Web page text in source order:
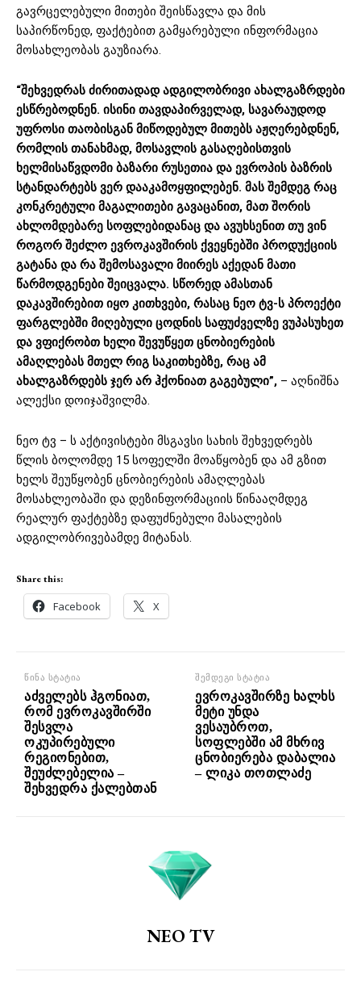
გავრცელებული მითები შეისწავლა და მის
საპირწონედ, ფაქტებით გამყარებული ინფორმაცია
მოსახლეობას გაუზიარა.
“შეხვედრას ძირითადად ადგილობრივი ახალგაზრდები
ესწრებოდნენ. ისინი თავდაპირველად, სავარაუდოდ
უფროსი თაობისგან მიწოდებულ მითებს აჟღერებდნენ,
რომლის თანახმად, მოსავლის გასაღებისთვის
ხელმისაწვდომი ბაზარი რუსეთია და ევროპის ბაზრის
სტანდარტებს ვერ დააკამოყფილებენ. მას შემდეგ რაც
კონკრეტული მაგალითები გავაცანით, მათ შორის
ახლომდებარე სოფლებიდანაც და ავუხსენით თუ ვინ
როგორ შეძლო ევროკავშირის ქვეყნებში პროდუქციის
გატანა და რა შემოსავალი მიირეს აქედან მათი
წარმოდგენები შეიცვალა. სწორედ ამასთან
დაკავშირებით იყო კითხვები, რასაც ნეო ტვ-ს პროექტი
ფარგლებში მიღებული ცოდნის საფუძველზე ვუპასუხეთ
და ვფიქრობთ ხელი შევუწყეთ ცნობიერების
ამაღლებას მთელ რიგ საკითხებზე, რაც ამ
ახალგაზრდებს ჯერ არ ჰქონიათ გაგებული”, – აღნიშნა
ალექსი დოიჯაშვილმა.
ნეო ტვ – ს აქტივისტები მსგავსი სახის შეხვედრებს
წლის ბოლომდე 15 სოფელში მოაწყობენ და ამ გზით
ხელს შეუწყობენ ცნობიერების ამაღლებას
მოსახლეობაში და დეზინფორმაციის წინააღმდეგ
რეალურ ფაქტებზე დაფუძნებული მასალების
ადგილობრივებამდე მიტანას.
Share this:
Facebook X
წინა სტატია
აძველებს ჰგონიათ,
რომ ევროკავშირში
შესვლა
ოკუპირებული
რეგიონებით,
შეუძლებელია –
შეხვედრა ქალებთან
შემდეგი სტატია
ევროკავშირზე ხალხს
მეტი უნდა
ვესაუბროთ,
სოფლებში ამ მხრივ
ცნობიერება დაბალია
– ლიკა თოთლაძე
NEO TV